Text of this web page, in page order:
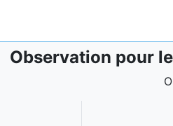
Observation pour